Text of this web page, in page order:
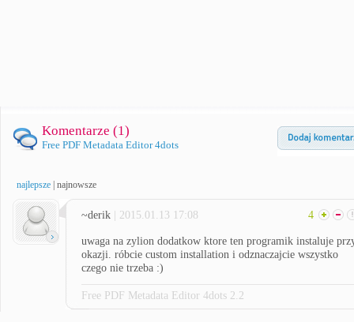
Komentarze (1)
Free PDF Metadata Editor 4dots
najlepsze najnowsze
~derik | 2015.01.13 17:08 4
uwaga na zylion dodatkow ktore ten programik instaluje
okazji. róbcie custom installation i odznaczajcie wszystko
czego nie trzeba :)
Free PDF Metadata Editor 4dots 2.2